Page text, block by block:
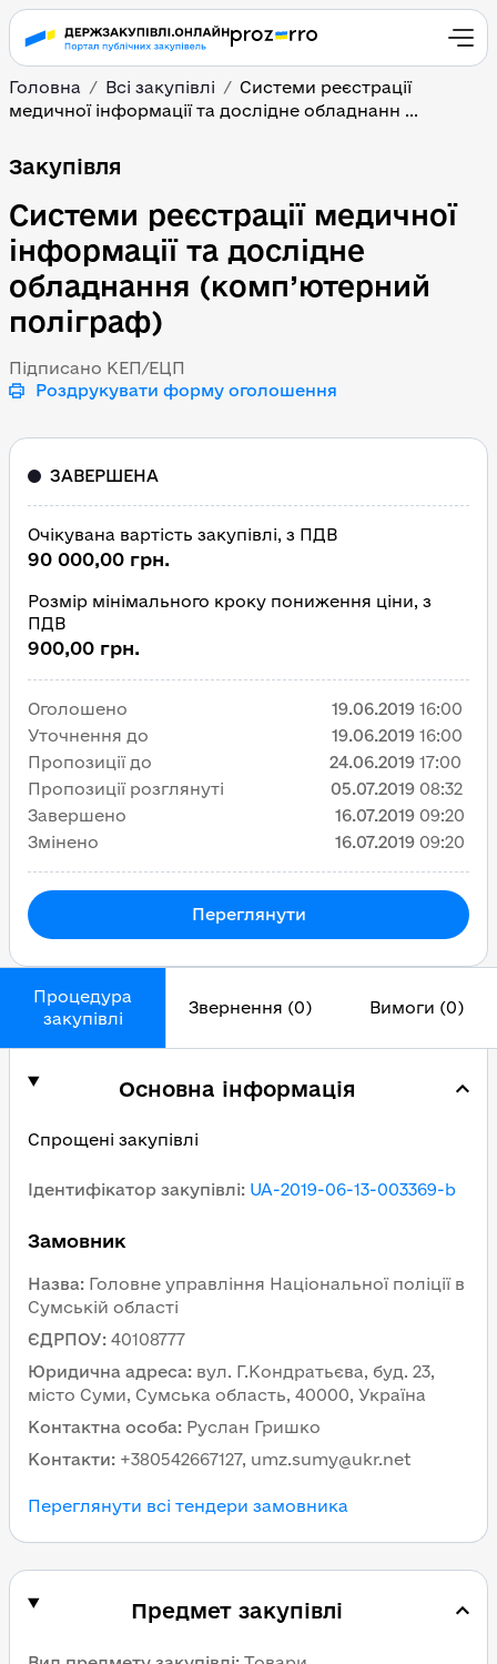
Головна Всі закупівлі
Системи реєстрації
медичної інформації та дослідне обладнанн ...
Системи реєстрації
Закупівля
Системи реєстрації медичної
інформації та дослідне
обладнання (комп’ютерний
поліграф)
Підписано КЕП/ЕЦП
Роздрукувати форму оголошення
Процедура
закупівлі
Звернення (0) Вимоги (0)
Основна інформація
Спрощені закупівлі
Ідентифікатор закупівлі: UA-2019-06-13-003369-b
Замовник
Назва: Головне управління Національної поліції в
Сумській області
ЄДРПОУ: 40108777
Юридична адреса: вул. Г.Кондратьєва, буд. 23,
місто Суми, Сумська область, 40000, Україна
Контактна особа: Руслан Гришко
Контакти: +380542667127, umz.sumy@ukr.net
Переглянути всі тендери замовника
Предмет закупівлі
ЗАВЕРШЕНА
Очікувана вартість закупівлі, з ПДВ
90 000,00 грн.
Розмір мінімального кроку пониження ціни, з
ПДВ
900,00 грн.
Оголошено 19.06.2019 16:00
Уточнення до
19.06.2019 16:00
Пропозиції до
24.06.2019 17:00
Пропозиції розглянуті
05.07.2019 08:32
Завершено
16.07.2019 09:20
Змінено
16.07.2019 09:20
Переглянути